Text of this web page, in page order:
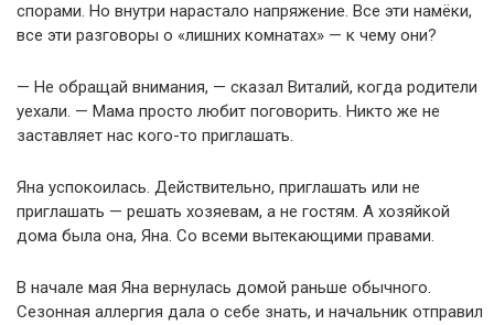
спорами. Но внутри нарастало напряжение. Все эти намёки,
все эти разговоры о «лишних комнатах» — к чему они?
— Не обращай внимания, — сказал Виталий, когда родители
уехали. — Мама просто любит поговорить. Никто же не
заставляет нас кого-то приглашать.
Яна успокоилась. Действительно, приглашать или не
приглашать — решать хозяевам, а не гостям. А хозяйкой
дома была она, Яна. Со всеми вытекающими правами.
В начале мая Яна вернулась домой раньше обычного.
Сезонная аллергия дала о себе знать, и начальник отправил